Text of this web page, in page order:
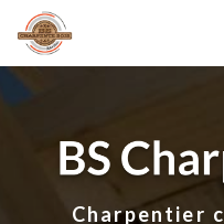
contenu
principal
Charpentier